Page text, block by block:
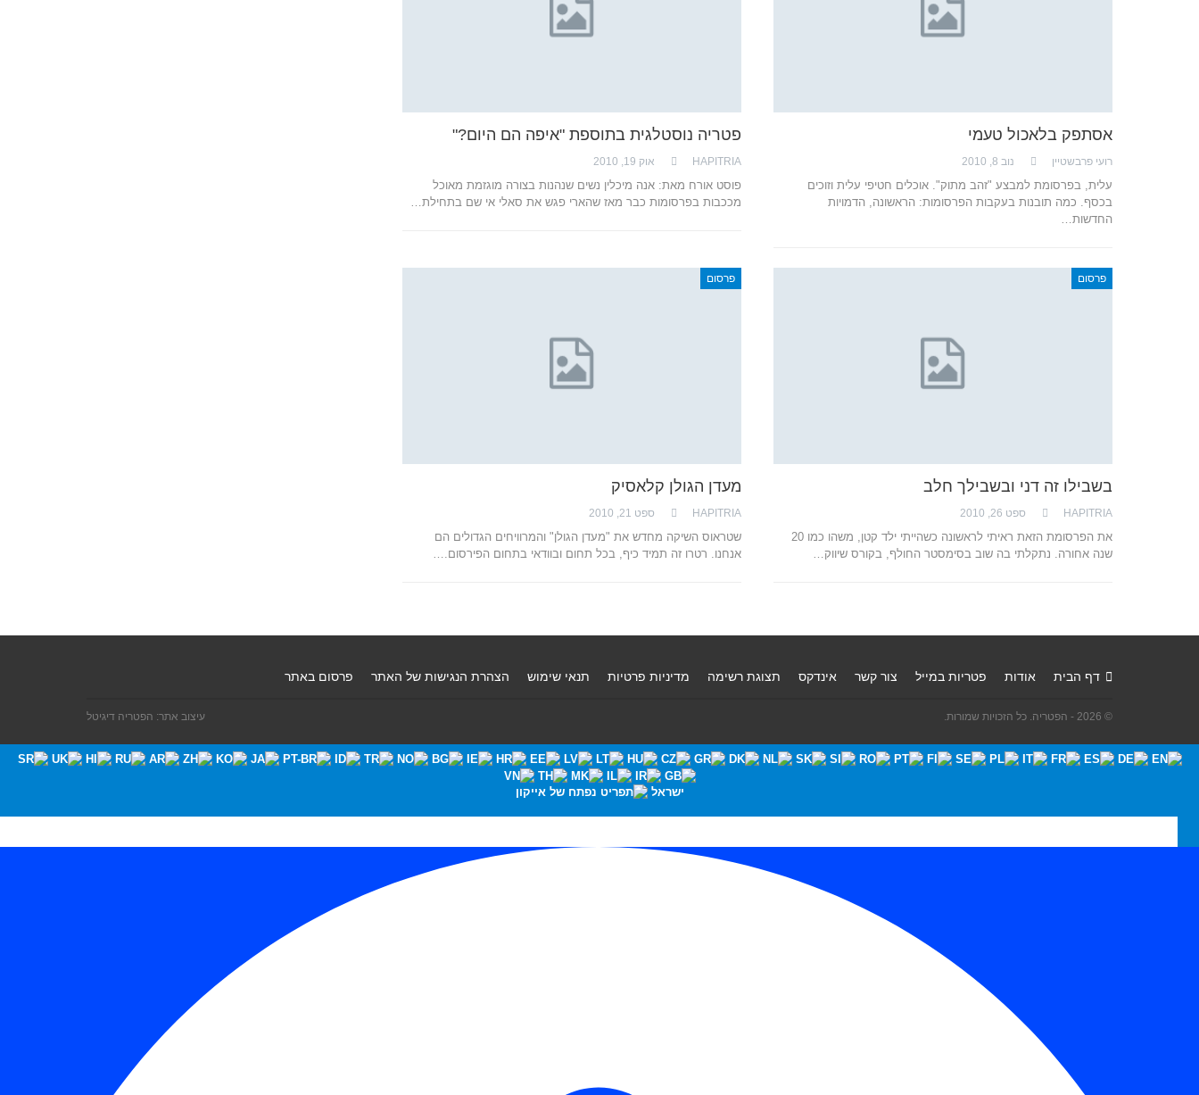
אסתפק בלאכול טעמי
רועי פרבשטיין נוב 8, 2010
עלית, בפרסומת למבצע "זהב מתוק". אוכלים חטיפי עלית וזוכים
בכסף. כמה תובנות בעקבות הפרסומות: הראשונה, הדמויות
החדשות…
פטריה נוסטלגית בתוספת "איפה הם היום?"
HAPITRIA אוק 19, 2010
פוסט אורח מאת: אנה מיכלין נשים שנהנות בצורה מוגזמת מאוכל
מככבות בפרסומות כבר מאז שהארי פגש את סאלי אי שם בתחילת…
פרסום
בשבילו זה דני ובשבילך חלב
HAPITRIA ספט 26, 2010
את הפרסומת הזאת ראיתי לראשונה כשהייתי ילד קטן, משהו כמו 20
שנה אחורה. נתקלתי בה שוב בסימסטר החולף, בקורס שיווק…
פרסום
מעדן הגולן קלאסיק
HAPITRIA ספט 21, 2010
שטראוס השיקה מחדש את "מעדן הגולן" והמרוויחים הגדולים הם
אנחנו. רטרו זה תמיד כיף, בכל תחום ובוודאי בתחום הפירסום.…
דף הבית אודות פטריות במייל צור קשר אינדקס תצוגת רשימה מדיניות פרטיות תנאי שימוש הצהרת הנגישות של האתר פרסום באתר
© 2026 - הפטריה. כל הזכויות שמורות. עיצוב אתר: הפטריה דיגיטל
ישראל